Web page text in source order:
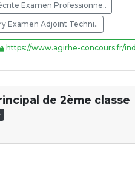
Examen Professionne..
Examen Adjoint Techni..
https://www.agirhe-concours.fr/
de 2ème classe